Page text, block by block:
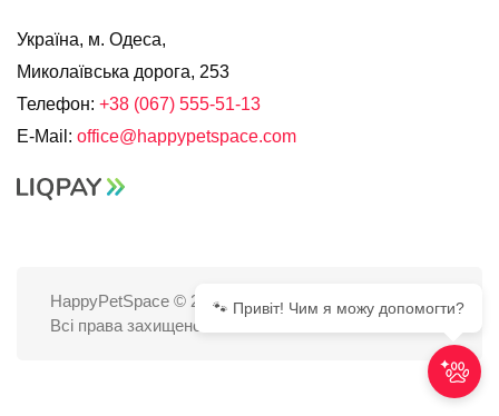
Україна, м. Одеса,
Миколаївська дорога, 253
Телефон: +38 (067) 555-51-13
E-Mail: office@happypetspace.com
HappyPetSpace © 2025
Всі права захищено.
🐾 Привіт! Чим я можу допомогти?